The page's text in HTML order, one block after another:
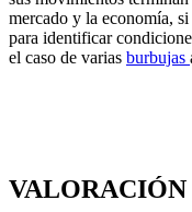
mercado y la economía,
para identificar
el caso de varias burbujas